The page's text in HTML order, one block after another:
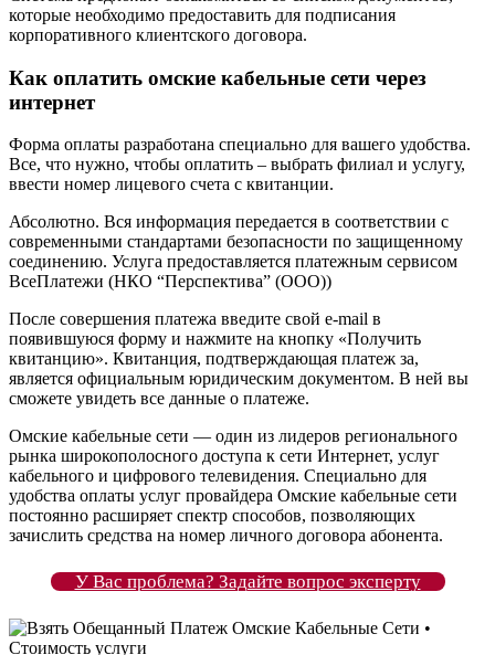
которые необходимо предоставить для подписания
корпоративного клиентского договора.
Как оплатить омские кабельные сети через
интернет
Форма оплаты разработана специально для вашего удобства.
Все, что нужно, чтобы оплатить – выбрать филиал и услугу,
ввести номер лицевого счета с квитанции.
Абсолютно. Вся информация передается в соответствии с
современными стандартами безопасности по защищенному
соединению. Услуга предоставляется платежным сервисом
ВсеПлатежи (НКО “Перспектива” (ООО))
После совершения платежа введите свой e-mail в
появившуюся форму и нажмите на кнопку «Получить
квитанцию». Квитанция, подтверждающая платеж за,
является официальным юридическим документом. В ней вы
сможете увидеть все данные о платеже.
Омские кабельные сети — один из лидеров регионального
рынка широкополосного доступа к сети Интернет, услуг
кабельного и цифрового телевидения. Специально для
удобства оплаты услуг провайдера Омские кабельные сети
постоянно расширяет спектр способов, позволяющих
зачислить средства на номер личного договора абонента.
У Вас проблема? Задайте вопрос эксперту